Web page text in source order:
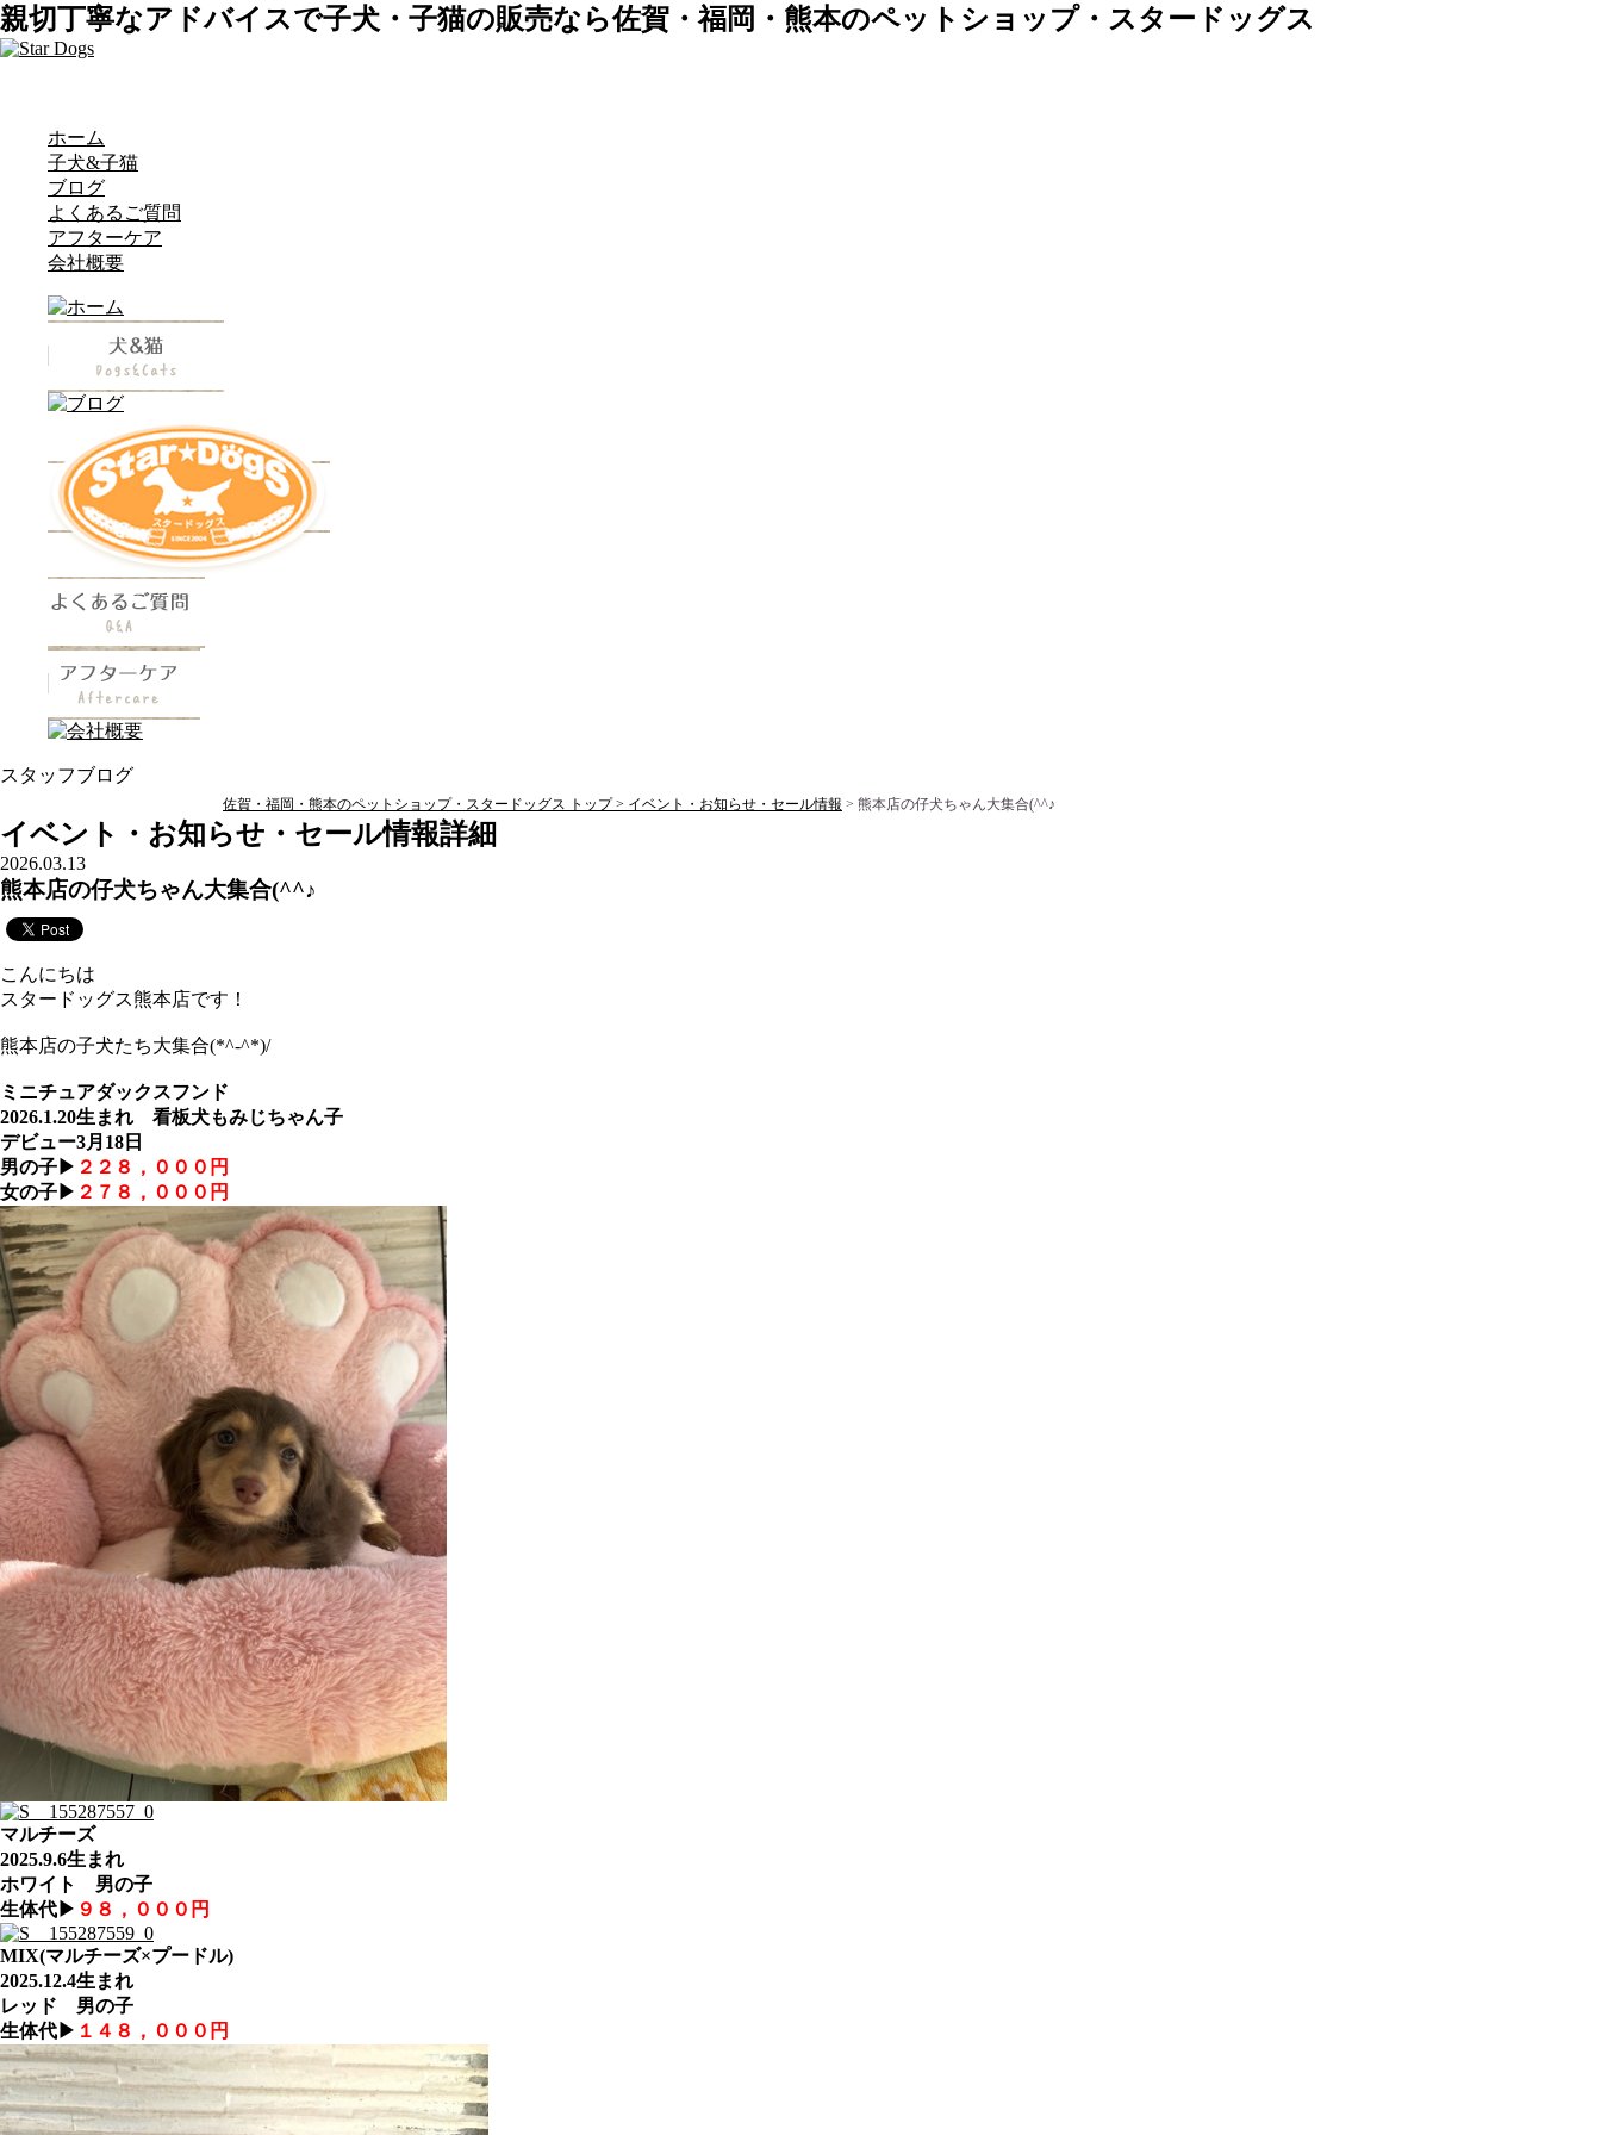
親切丁寧なアドバイスで子犬・子猫の販売なら佐賀・福岡・熊本のペットショップ・スタードッグス
ホーム
子犬&子猫
ブログ
よくあるご質問
アフターケア
会社概要
スタッフブログ
佐賀・福岡・熊本のペットショップ・スタードッグス トップ > イベント・お知らせ・セール情報 > 熊本店の仔犬ちゃん大集合(^^♪
イベント・お知らせ・セール情報詳細
2026.03.13
熊本店の仔犬ちゃん大集合(^^♪
こんにちは
スタードッグス熊本店です！
熊本店の子犬たち大集合(*^-^*)/
ミニチュアダックスフンド
2026.1.20生まれ 看板犬もみじちゃん子
デビュー3月18日
男の子▶ ２２８，０００円
女の子▶ ２７８，０００円
マルチーズ
2025.9.6生まれ
ホワイト 男の子
生体代▶ ９８，０００円
MIX(マルチーズ×プードル)
2025.12.4生まれ
レッド 男の子
生体代▶ １４８，０００円